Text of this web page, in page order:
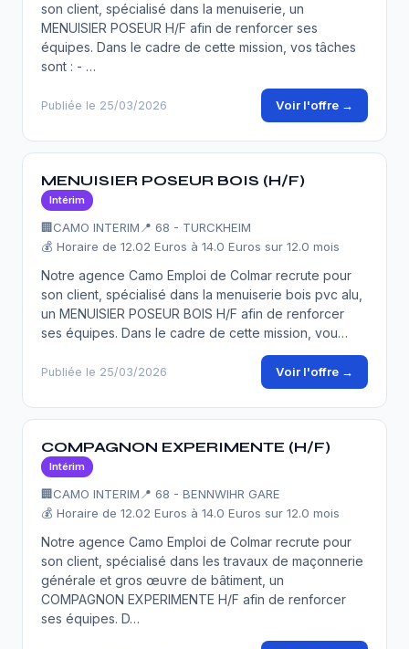
son client, spécialisé dans la menuiserie, un
MENUISIER POSEUR H/F afin de renforcer ses
équipes. Dans le cadre de cette mission, vos tâches
sont : - …
Publiée le 25/03/2026 Voir l'offre →
MENUISIER POSEUR BOIS (H/F)
Intérim
🏢CAMO INTERIM 📍 68 - TURCKHEIM
💰 Horaire de 12.02 Euros à 14.0 Euros sur 12.0 mois
Notre agence Camo Emploi de Colmar recrute pour
son client, spécialisé dans la menuiserie bois pvc alu,
un MENUISIER POSEUR BOIS H/F afin de renforcer
ses équipes. Dans le cadre de cette mission, vou…
Publiée le 25/03/2026 Voir l'offre →
COMPAGNON EXPERIMENTE (H/F)
Intérim
🏢CAMO INTERIM 📍 68 - BENNWIHR GARE
💰 Horaire de 12.02 Euros à 14.0 Euros sur 12.0 mois
Notre agence Camo Emploi de Colmar recrute pour
son client, spécialisé dans les travaux de maçonnerie
générale et gros œuvre de bâtiment, un
COMPAGNON EXPERIMENTE H/F afin de renforcer
ses équipes. D…